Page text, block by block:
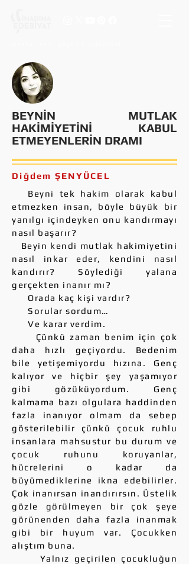
BEYNİN MUTLAK
HAKİMİYETİNİ KABUL
ETMEYENLERİN DRAMI
Diğdem ŞENYÜCEL
Beyni tek hakim olarak kabul
etmezken insan, böyle büyük bir
yanılgı içindeyken onu kandırmayı
nasıl başarır?
Beyin kendi mutlak hakimiyetini
nasıl inkar eder, kendini nasıl
kandırır? Söylediği yalana
gerçekten inanır mı?
Orada kaç kişi vardır?
Sorular sordum…
Ve karar verdim.
Çünkü zaman benim için çok
daha hızlı geçiyordu. Bedenim
bile yetişemiyordu hızına. Genç
kalıyor ve hiçbir şey yaşamıyor
gibi gözüküyordum. Genç
kalmama bazı olgulara haddinden
fazla inanıyor olmam da sebep
gösterilebilir çünkü çocuk ruhlu
insanlara mahsustur bu durum ve
çocuk ruhunu koruyanlar,
hücrelerini o kadar da
büyümediklerine ikna edebilirler.
Çok inanırsan inandırırsın. Üstelik
gözle görülmeyen bir çok şeye
görünenden daha fazla inanmak
gibi bir huyum var. Çocukken
alıştım buna.
Yalnız geçirilen çocukluğun